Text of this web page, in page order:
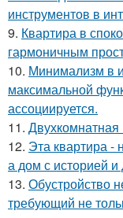
инструментов в
9. Квартира в
гармоничным
10. Минимализм в
максимальной
ассоциируется.
11.
12. Эта квартира -
а дом с историей
13. Обустройство
требующий не